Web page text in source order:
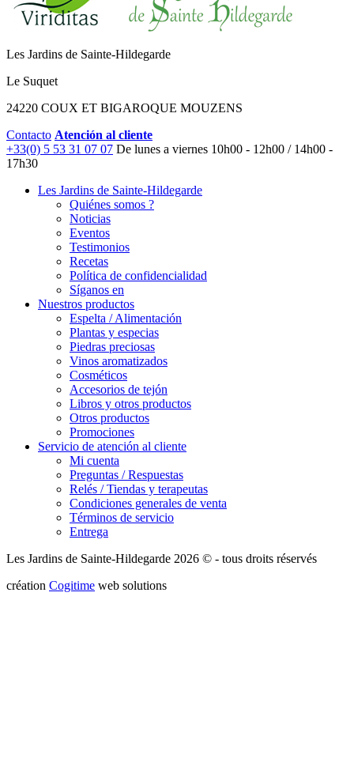
Les Jardins de Sainte-Hildegarde
Le Suquet
24220 COUX ET BIGAROQUE MOUZENS
Contacto Atención al cliente
+33(0) 5 53 31 07 07 De lunes a viernes 10h00 - 12h00 / 14h00 -
17h30
Les Jardins de Sainte-Hildegarde
Quiénes somos ?
Noticias
Eventos
Testimonios
Recetas
Política de confidencialidad
Síganos en
Nuestros productos
Espelta / Alimentación
Plantas y especias
Piedras preciosas
Vinos aromatizados
Cosméticos
Accesorios de tejón
Libros y otros productos
Otros productos
Promociones
Servicio de atención al cliente
Mi cuenta
Preguntas / Respuestas
Relés / Tiendas y terapeutas
Condiciones generales de venta
Términos de servicio
Entrega
Les Jardins de Sainte-Hildegarde 2026 © - tous droits réservés
création Cogitime web solutions